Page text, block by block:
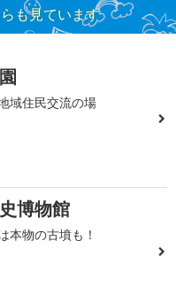
も見ています
域住民交流の場
博物館
本物の古墳も！